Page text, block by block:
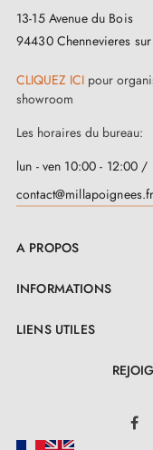
13-15 Avenue du Bois
94430 Chennevieres
CLIQUEZ ICI pour
showroom
Les horaires du bureau:
lun - ven 10:00 - 12:00 /
contact@millapoignees.fr
A PROPOS
INFORMATIONS
LIENS UTILES